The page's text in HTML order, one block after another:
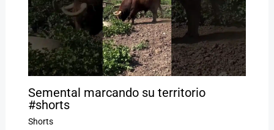
Semental marcando su territorio
#shorts
Shorts